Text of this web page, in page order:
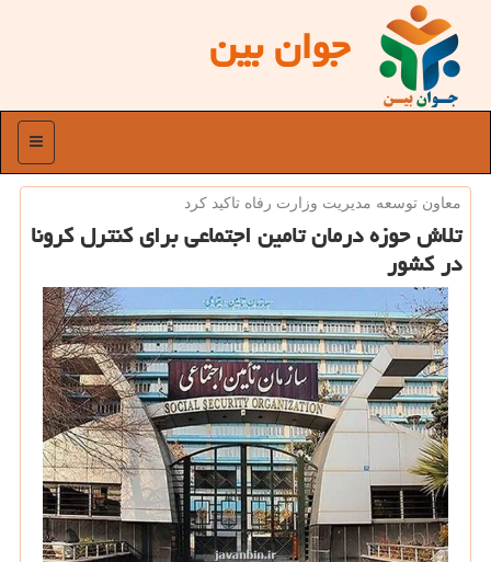
جوان بین
منو
معاون توسعه مدیریت وزارت رفاه تاكید كرد
تلاش حوزه درمان تامین اجتماعی برای كنترل كرونا
در كشور